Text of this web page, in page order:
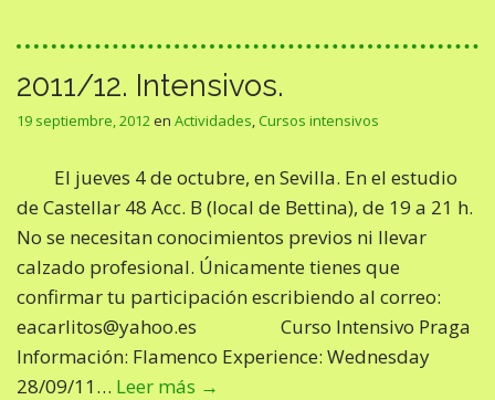
2011/12. Intensivos.
19 septiembre, 2012en Actividades,Cursos intensivos
El jueves 4 de octubre, en Sevilla. En el estudio
de Castellar 48 Acc. B (local de Bettina), de 19 a 21 h.
No se necesitan conocimientos previos ni llevar
calzado profesional. Únicamente tienes que
confirmar tu participación escribiendo al correo:
eacarlitos@yahoo.es Curso Intensivo Praga
Información: Flamenco Experience: Wednesday
28/09/11… Leer más →